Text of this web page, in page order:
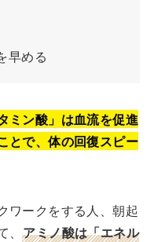
早める
ミン酸」は血流を促進
とで、体の回復スピー
ワークをする人、朝起
、アミノ酸は「エネル